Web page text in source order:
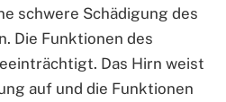
schwere Schädigung des
Die Funktionen des
Das Hirn weist
auf und die Funktionen